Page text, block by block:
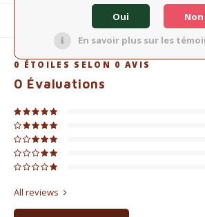
0 ÉTOILES SELON 0 AVIS
0 Évaluations
All reviews
Oui
Non
En savoir plus sur les